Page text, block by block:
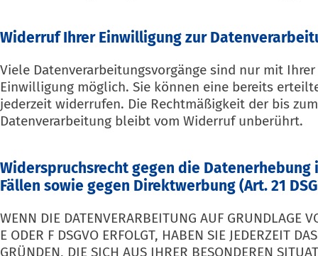
Widerruf Ihrer Einwilligung zur
Viele Datenverarbeitungsvorgänge sind nur mit
Einwilligung möglich. Sie können eine bereits
jederzeit widerrufen. Die Rechtmäßigkeit der bis
Datenverarbeitung bleibt vom Widerruf unberührt.
Widerspruchsrecht gegen die Datenerhebung
Fällen sowie gegen Direktwerbung (Art. 21
WENN DIE DATENVERARBEITUNG AUF GRUNDLAGE
E ODER F DSGVO ERFOLGT, HABEN SIE JEDERZEIT
GRÜNDEN, DIE SICH AUS IHRER BESONDEREN